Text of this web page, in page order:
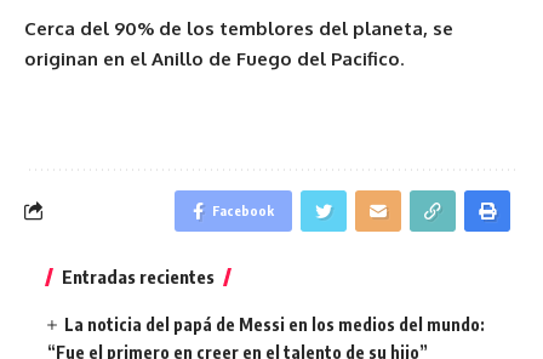
Cerca del 90% de los temblores del planeta, se
originan en el Anillo de Fuego del Pacifico.
Facebook
Entradas recientes
La noticia del papá de Messi en los medios del mundo:
“Fue el primero en creer en el talento de su hijo”